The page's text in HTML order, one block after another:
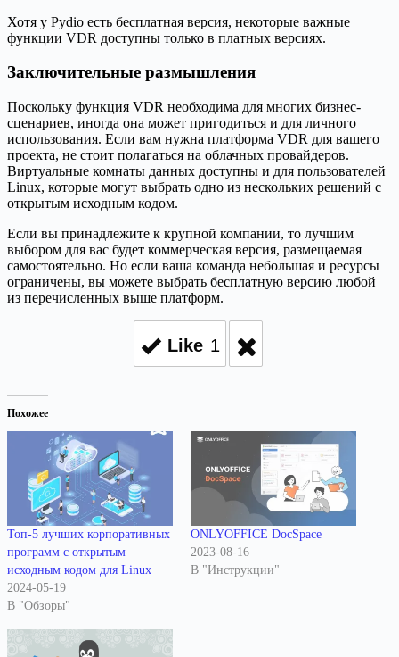
Хотя у Pydio есть бесплатная версия, некоторые важные
функции VDR доступны только в платных версиях.
Заключительные размышления
Поскольку функция VDR необходима для многих бизнес-
сценариев, иногда она может пригодиться и для личного
использования. Если вам нужна платформа VDR для вашего
проекта, не стоит полагаться на облачных провайдеров.
Виртуальные комнаты данных доступны и для пользователей
Linux, которые могут выбрать одно из нескольких решений с
открытым исходным кодом.
Если вы принадлежите к крупной компании, то лучшим
выбором для вас будет коммерческая версия, размещаемая
самостоятельно. Но если ваша команда небольшая и ресурсы
ограничены, вы можете выбрать бесплатную версию любой
из перечисленных выше платформ.
Like 1
Похожее
Топ-5 лучших корпоративных
программ с открытым
исходным кодом для Linux
2024-05-19
В "Обзоры"
ONLYOFFICE DocSpace
2023-08-16
В "Инструкции"